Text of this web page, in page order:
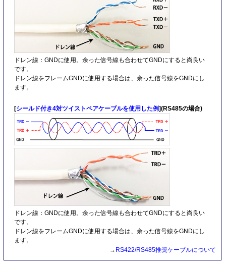
ドレン線：GNDに使用。余った信号線も合わせてGNDにすると尚良い
です。
ドレン線をフレームGNDに使用する場合は、余った信号線をGNDにし
ます。
[シールド付き4対ツイストペアケーブルを使用した例](RS485の場合)
ドレン線：GNDに使用。余った信号線も合わせてGNDにすると尚良い
です。
ドレン線をフレームGNDに使用する場合は、余った信号線をGNDにし
ます。
→ RS422/RS485推奨ケーブルについて